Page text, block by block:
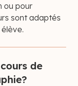
ou pour
sont adaptés
de